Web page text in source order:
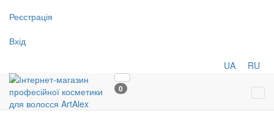
Реєстрація
Вхід
UA RU
0